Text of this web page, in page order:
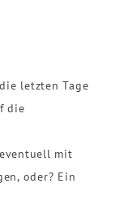
letzten Tage
die
mit
oder? Ein